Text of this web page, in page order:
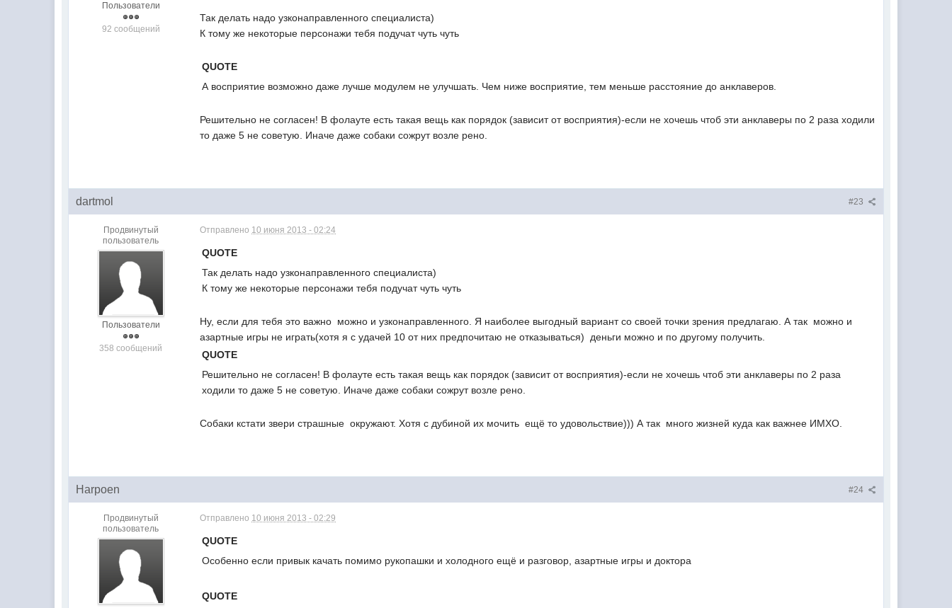
Пользователи
92 сообщений
Так делать надо узконаправленного специалиста)
К тому же некоторые персонажи тебя подучат чуть чуть
QUOTE
А восприятие возможно даже лучше модулем не улучшать. Чем ниже восприятие, тем меньше расстояние до анклаверов.
Решительно не согласен! В фолауте есть такая вещь как порядок (зависит от восприятия)-если не хочешь чтоб эти анклаверы по 2 раза ходили
то даже 5 не советую. Иначе даже собаки сожрут возле рено.
#23
dartmol
Продвинутый
пользователь
Пользователи
358 сообщений
Отправлено 10 июня 2013 - 02:24
QUOTE
Так делать надо узконаправленного специалиста)
К тому же некоторые персонажи тебя подучат чуть чуть
Ну, если для тебя это важно  можно и узконаправленного. Я наиболее выгодный вариант со своей точки зрения предлагаю. А так  можно и
азартные игры не играть(хотя я с удачей 10 от них предпочитаю не отказываться)  деньги можно и по другому получить.
QUOTE
Решительно не согласен! В фолауте есть такая вещь как порядок (зависит от восприятия)-если не хочешь чтоб эти анклаверы по 2 раза
ходили то даже 5 не советую. Иначе даже собаки сожрут возле рено.
Собаки кстати звери страшные  окружают. Хотя с дубиной их мочить  ещё то удовольствие))) А так  много жизней куда как важнее ИМХО.
#24
Harpoen
Продвинутый
пользователь
Отправлено 10 июня 2013 - 02:29
QUOTE
Особенно если привык качать помимо рукопашки и холодного ещё и разговор, азартные игры и доктора
QUOTE